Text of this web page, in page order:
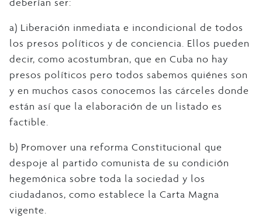
a) Liberación inmediata e incondicional de todos
los presos políticos y de conciencia. Ellos pueden
decir, como acostumbran, que en Cuba no hay
presos políticos pero todos sabemos quiénes son
y en muchos casos conocemos las cárceles donde
están así que la elaboración de un listado es
factible.
b) Promover una reforma Constitucional que
despoje al partido comunista de su condición
hegemónica sobre toda la sociedad y los
ciudadanos, como establece la Carta Magna
vigente.